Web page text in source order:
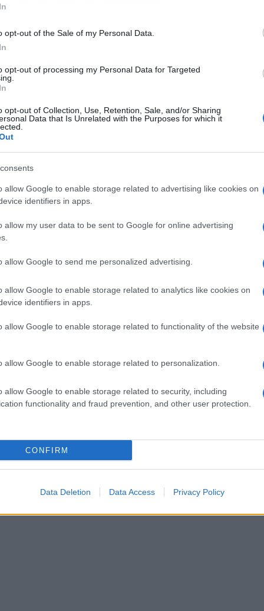
opt-out of the Sale of my Personal Data.
opt-out of processing my Personal Data for Targeted
opt-out of Collection, Use, Retention, Sale, and/or Sharing
Data that Is Unrelated with the Purposes for which it
allow Google to enable storage related to advertising like cookies on
identifiers in apps.
allow my user data to be sent to Google for online advertising
allow Google to send me personalized advertising.
allow Google to enable storage related to analytics like cookies on
identifiers in apps.
allow Google to enable storage related to functionality of the website
allow Google to enable storage related to personalization.
allow Google to enable storage related to security, including
functionality and fraud prevention, and other user protection.
CONFIRM
Data Deletion Data Access Privacy Policy
σε
ΗΠΑ